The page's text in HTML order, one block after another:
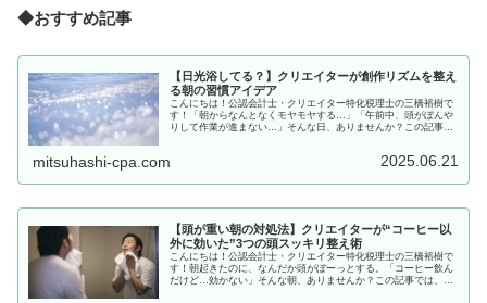
◆おすすめ記事
【日光浴してる？】クリエイターが創作リズムを整え
る朝の習慣アイデア
こんにちは！公認会計士・クリエイター特化税理士の三橋裕樹で
す！「朝からなんとなくモヤモヤする…」「午前中、頭がぼんや
りして作業が進まない…」そんな日、ありませんか？この記事で
mitsuhashi-cpa.com 2025.06.21
【頭が重い朝の対処法】クリエイターが“コーヒー以
外に効いた”3つの頭スッキリ整え術
こんにちは！公認会計士・クリエイター特化税理士の三橋裕樹で
す！朝起きたのに、なんだか頭がぼーっとする。「コーヒー飲ん
だけど…効かない」そんな朝、ありませんか？この記事では、実